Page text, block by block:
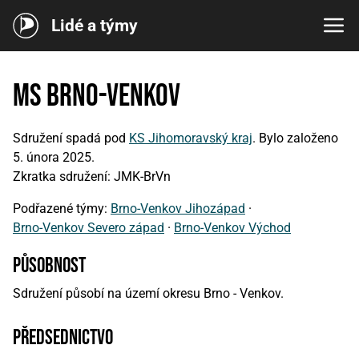
Lidé a týmy
MS Brno-venkov
Sdružení spadá pod KS Jihomoravský kraj. Bylo založeno
5. února 2025.
Zkratka sdružení: JMK-BrVn
Podřazené týmy: Brno-Venkov Jihozápad ·
Brno-Venkov Severo západ · Brno-Venkov Východ
působnost
Sdružení působí na území okresu Brno - Venkov.
předsednictvo